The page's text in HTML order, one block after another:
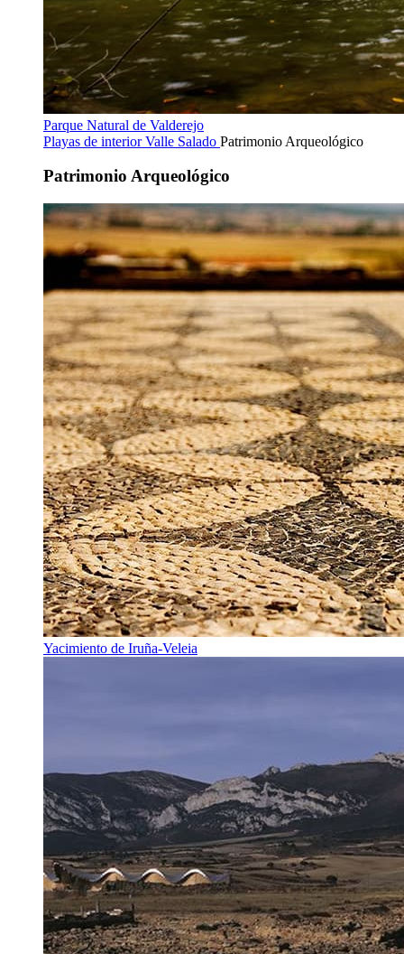
Parque Natural de Valderejo
Playas de interiorValle Salado Patrimonio Arqueológico
Patrimonio Arqueológico
Yacimiento de Iruña-Veleia